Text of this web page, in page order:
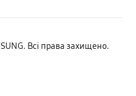
Всі права захищено.